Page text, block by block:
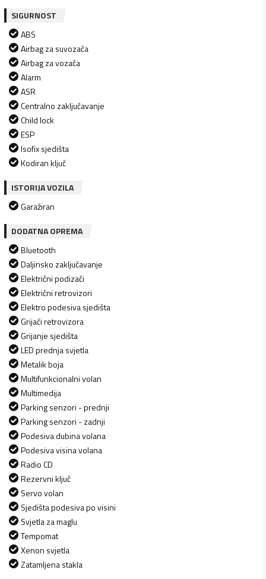
SIGURNOST
ABS
Airbag za suvozača
Airbag za vozača
Alarm
ASR
Centralno zaključavanje
Child lock
ESP
Isofix sjedišta
Kodiran ključ
ISTORIJA VOZILA
Garažiran
DODATNA OPREMA
Bluetooth
Daljinsko zaključavanje
Električni podizači
Električni retrovizori
Elektro podesiva sjedišta
Grijači retrovizora
Grijanje sjedišta
LED prednja svjetla
Metalik boja
Multifunkcionalni volan
Multimedija
Parking senzori - prednji
Parking senzori - zadnji
Podesiva dubina volana
Podesiva visina volana
Radio CD
Rezervni ključ
Servo volan
Sjedišta podesiva po visini
Svjetla za maglu
Tempomat
Xenon svjetla
Zatamljena stakla